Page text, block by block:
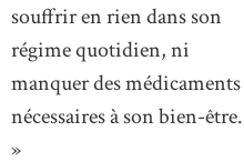
souffrir en rien dans son
régime quotidien, ni
manquer des médicaments
nécessaires à son bien-être.
»